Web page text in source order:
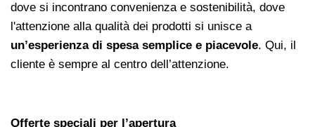
dove si incontrano convenienza e sostenibilità, dove
l'attenzione alla qualità dei prodotti si unisce a
un’esperienza di spesa semplice e piacevole. Qui, il
cliente è sempre al centro dell’attenzione.
Offerte speciali per l’apertura